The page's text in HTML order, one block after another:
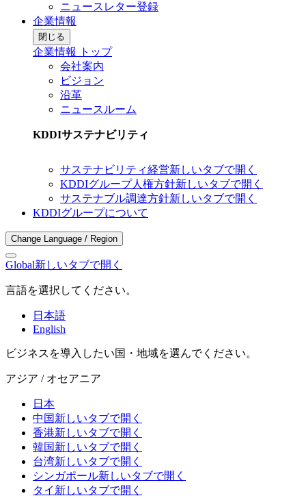
ニュースレター登録
企業情報
閉じる
企業情報 トップ
会社案内
ビジョン
沿革
ニュースルーム
KDDIサステナビリティ
サステナビリティ経営新しいタブで開く
KDDIグループ人権方針新しいタブで開く
サステナブル調達方針新しいタブで開く
KDDIグループについて
Change Language / Region
Global新しいタブで開く
言語を選択してください。
日本語
English
ビジネスを導入したい国・地域を選んでください。
アジア / オセアニア
日本
中国新しいタブで開く
香港新しいタブで開く
韓国新しいタブで開く
台湾新しいタブで開く
シンガポール新しいタブで開く
タイ 新しいタブで開く